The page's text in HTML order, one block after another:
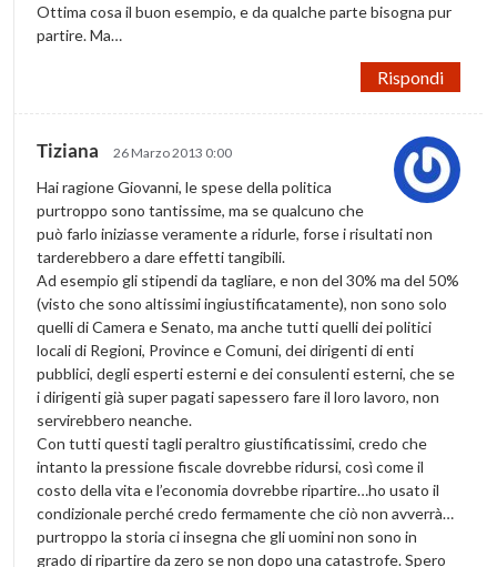
Ottima cosa il buon esempio, e da qualche parte bisogna pur
partire. Ma…
Rispondi
Tiziana 26 Marzo 2013 0:00
Hai ragione Giovanni, le spese della politica
purtroppo sono tantissime, ma se qualcuno che
può farlo iniziasse veramente a ridurle, forse i risultati non
tarderebbero a dare effetti tangibili.
Ad esempio gli stipendi da tagliare, e non del 30% ma del 50%
(visto che sono altissimi ingiustificatamente), non sono solo
quelli di Camera e Senato, ma anche tutti quelli dei politici
locali di Regioni, Province e Comuni, dei dirigenti di enti
pubblici, degli esperti esterni e dei consulenti esterni, che se
i dirigenti già super pagati sapessero fare il loro lavoro, non
servirebbero neanche.
Con tutti questi tagli peraltro giustificatissimi, credo che
intanto la pressione fiscale dovrebbe ridursi, così come il
costo della vita e l’economia dovrebbe ripartire…ho usato il
condizionale perché credo fermamente che ciò non avverrà…
purtroppo la storia ci insegna che gli uomini non sono in
grado di ripartire da zero se non dopo una catastrofe. Spero